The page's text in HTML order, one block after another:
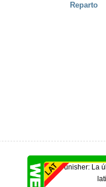
Reparto